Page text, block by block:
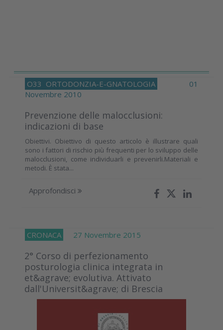
O33 ORTODONZIA-E-GNATOLOGIA
01
Novembre 2010
Prevenzione delle malocclusioni:
indicazioni di base
Obiettivi. Obiettivo di questo articolo è illustrare quali
sono i fattori di rischio più frequenti per lo sviluppo delle
malocclusioni, come individuarli e prevenirli.Materiali e
metodi. È stata...
Approfondisci
CRONACA 27 Novembre 2015
2° Corso di perfezionamento
posturologia clinica integrata in
et&agrave; evolutiva. Attivato
dall'Universit&agrave; di Brescia